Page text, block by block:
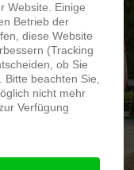
Website. Einige
Betrieb der
diese Website
(Tracking
ob Sie
beachten Sie,
nicht mehr
Verfügung